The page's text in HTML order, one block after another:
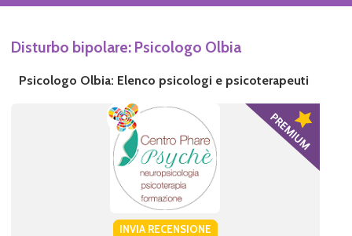
Disturbo bipolare: Psicologo Olbia
Psicologo Olbia: Elenco psicologi e psicoterapeuti
INVIA RECENSIONE